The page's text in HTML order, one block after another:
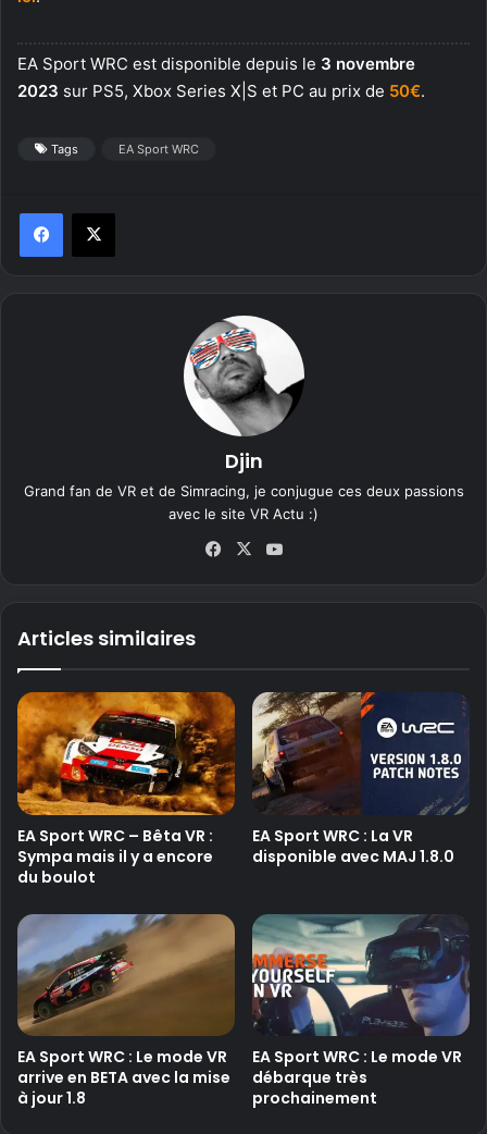
EA Sport WRC est disponible depuis le 3 novembre
2023 sur PS5, Xbox Series X|S et PC au prix de 50€.
Tags EA Sport WRC
Djin
Grand fan de VR et de Simracing, je conjugue ces deux passions
avec le site VR Actu :)
Fa
X
Articles similaires
EA Sport WRC – Bêta VR :
Sympa mais il y a encore
du boulot
EA Sport WRC : La VR
disponible avec MAJ 1.8.0
EA Sport WRC : Le mode VR
arrive en BETA avec la mise
à jour 1.8
EA Sport WRC : Le mode VR
débarque très
prochainement